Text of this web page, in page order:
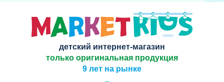
детский интернет-магазин
только оригинальная продукция
9 лет на рынке